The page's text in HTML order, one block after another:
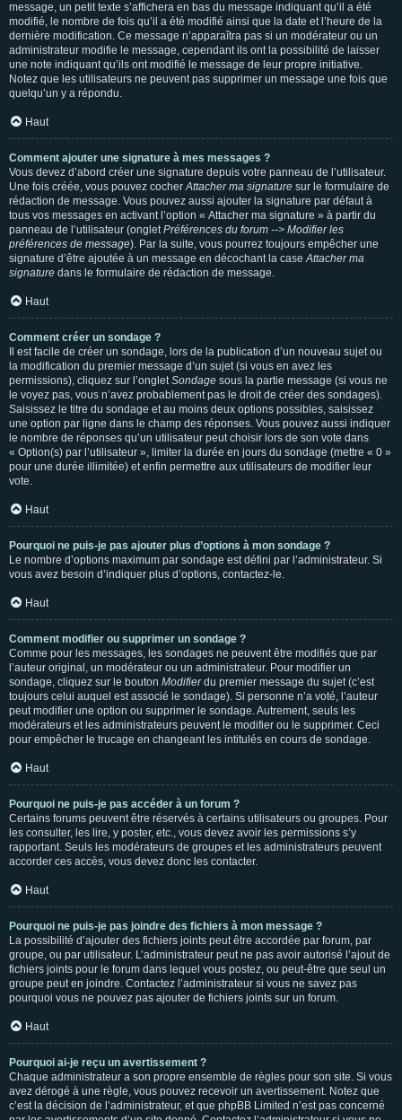
message, un petit texte s’affichera en bas du message indiquant qu’il a été
modifié, le nombre de fois qu’il a été modifié ainsi que la date et l’heure de la
dernière modification. Ce message n’apparaîtra pas si un modérateur ou un
administrateur modifie le message, cependant ils ont la possibilité de laisser
une note indiquant qu’ils ont modifié le message de leur propre initiative.
Notez que les utilisateurs ne peuvent pas supprimer un message une fois que
quelqu’un y a répondu.
Haut
Comment ajouter une signature à mes messages ?
Vous devez d’abord créer une signature depuis votre panneau de l’utilisateur.
Une fois créée, vous pouvez cocherAttacher ma signature sur le formulaire de
rédaction de message. Vous pouvez aussi ajouter la signature par défaut à
tous vos messages en activant l’option « Attacher ma signature » à partir du
panneau de l’utilisateur (ongletPréférences du forum --> Modifier les
préférences de message). Par la suite, vous pourrez toujours empêcher une
signature d’être ajoutée à un message en décochant la caseAttacher ma
signature dans le formulaire de rédaction de message.
Haut
Comment créer un sondage ?
Il est facile de créer un sondage, lors de la publication d’un nouveau sujet ou
la modification du premier message d’un sujet (si vous en avez les
permissions), cliquez sur l’ongletSondage sous la partie message (si vous ne
le voyez pas, vous n’avez probablement pas le droit de créer des sondages).
Saisissez le titre du sondage et au moins deux options possibles, saisissez
une option par ligne dans le champ des réponses. Vous pouvez aussi indiquer
le nombre de réponses qu’un utilisateur peut choisir lors de son vote dans
« Option(s) par l’utilisateur », limiter la durée en jours du sondage (mettre « 0 »
pour une durée illimitée) et enfin permettre aux utilisateurs de modifier leur
vote.
Haut
Pourquoi ne puis-je pas ajouter plus d’options à mon sondage ?
Le nombre d’options maximum par sondage est défini par l’administrateur. Si
vous avez besoin d’indiquer plus d’options, contactez-le.
Haut
Comment modifier ou supprimer un sondage ?
Comme pour les messages, les sondages ne peuvent être modifiés que par
l’auteur original, un modérateur ou un administrateur. Pour modifier un
sondage, cliquez sur le bouton Modifierdu premier message du sujet (c’est
toujours celui auquel est associé le sondage). Si personne n’a voté, l’auteur
peut modifier une option ou supprimer le sondage. Autrement, seuls les
modérateurs et les administrateurs peuvent le modifier ou le supprimer. Ceci
pour empêcher le trucage en changeant les intitulés en cours de sondage.
Haut
Pourquoi ne puis-je pas accéder à un forum ?
Certains forums peuvent être réservés à certains utilisateurs ou groupes. Pour
les consulter, les lire, y poster, etc., vous devez avoir les permissions s’y
rapportant. Seuls les modérateurs de groupes et les administrateurs peuvent
accorder ces accès, vous devez donc les contacter.
Haut
Pourquoi ne puis-je pas joindre des fichiers à mon message ?
La possibilité d’ajouter des fichiers joints peut être accordée par forum, par
groupe, ou par utilisateur. L’administrateur peut ne pas avoir autorisé l’ajout de
fichiers joints pour le forum dans lequel vous postez, ou peut-être que seul un
groupe peut en joindre. Contactez l’administrateur si vous ne savez pas
pourquoi vous ne pouvez pas ajouter de fichiers joints sur un forum.
Haut
Pourquoi ai-je reçu un avertissement ?
Chaque administrateur a son propre ensemble de règles pour son site. Si vous
avez dérogé à une règle, vous pouvez recevoir un avertissement. Notez que
c’est la décision de l’administrateur, et que phpBB Limited n’est pas concerné